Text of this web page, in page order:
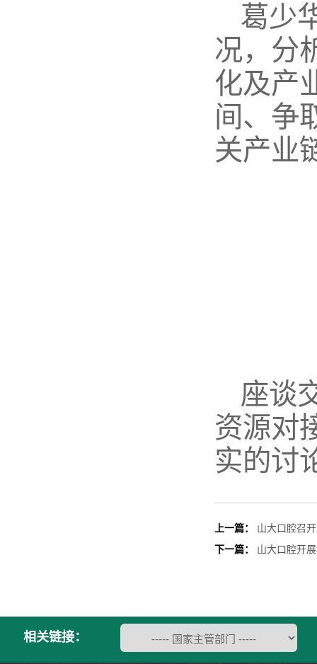
葛少
况，分
化及产
间、争
关产业
座谈
资源对
实的讨
上一篇：
山大口腔召
下一篇：
山大口腔开
相关链接：